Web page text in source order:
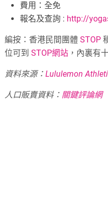
費用：全免
報名及查詢 : http://
編按：香港民間團體STOP
位可到STOP網站 ，內裏有
資料來源：Lululemon
人口販賣資料： 關鍵評論網